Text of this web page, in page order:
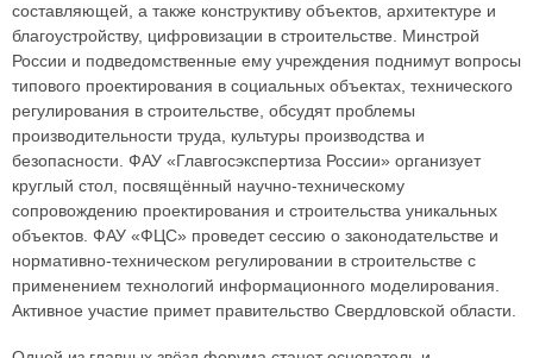
составляющей, а также конструктиву объектов, архитектуре и
благоустройству, цифровизации в строительстве. Минстрой
России и подведомственные ему учреждения поднимут вопросы
типового проектирования в социальных объектах, технического
регулирования в строительстве, обсудят проблемы
производительности труда, культуры производства и
безопасности. ФАУ «Главгосэкспертиза России» организует
круглый стол, посвящённый научно-техническому
сопровождению проектирования и строительства уникальных
объектов. ФАУ «ФЦС» проведет сессию о законодательстве и
нормативно-техническом регулировании в строительстве с
применением технологий информационного моделирования.
Активное участие примет правительство Свердловской области.